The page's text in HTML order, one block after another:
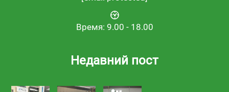
Время: 9.00 - 18.00
Недавний пост